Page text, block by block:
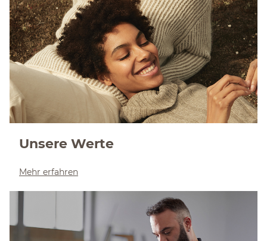
Unsere Werte
Mehr erfahren